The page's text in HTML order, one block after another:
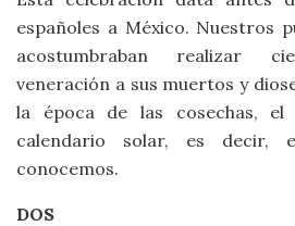
españoles a México. Nuestros
acostumbraban realizar
veneración a sus muertos y
la época de las cosechas,
calendario solar, es decir,
conocemos.
DOS